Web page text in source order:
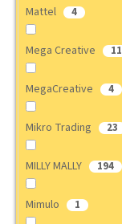
Mattel 4
Mega Creative 11
MegaCreative 4
Mikro Trading 23
MILLY MALLY 194
Mimulo 1